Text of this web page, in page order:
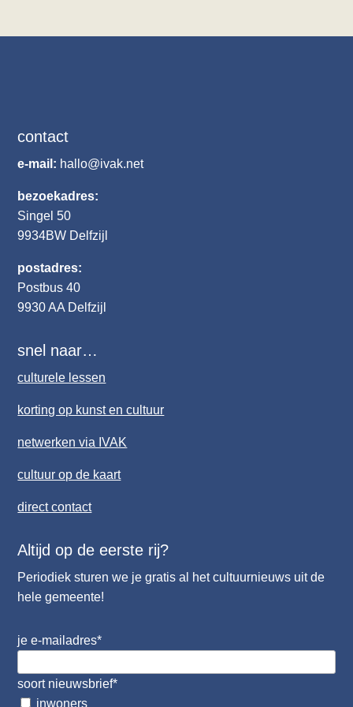
contact
e-mail: hallo@ivak.net
bezoekadres:
Singel 50
9934BW Delfzijl
postadres:
Postbus 40
9930 AA Delfzijl
snel naar…
culturele lessen
korting op kunst en cultuur
netwerken via IVAK
cultuur op de kaart
direct contact
Altijd op de eerste rij?
Periodiek sturen we je gratis al het cultuurnieuws uit de
hele gemeente!
je e-mailadres*
soort nieuwsbrief*
inwoners